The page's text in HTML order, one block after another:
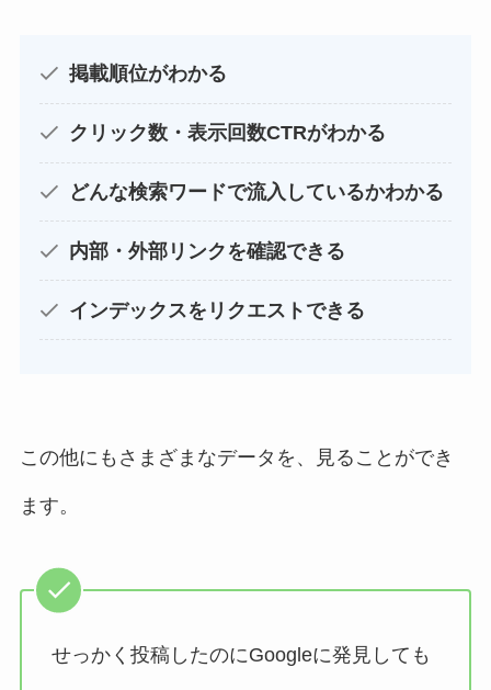
掲載順位がわかる
クリック数・表示回数CTRがわかる
どんな検索ワードで流入しているかわかる
内部・外部リンクを確認できる
インデックスをリクエストできる
この他にもさまざまなデータを、見ることができ
ます。
せっかく投稿したのにGoogleに発見しても